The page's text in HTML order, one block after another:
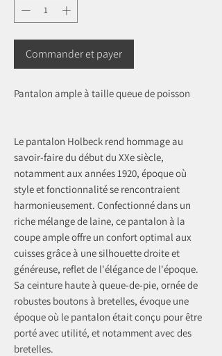
Commander et payer
Pantalon ample à taille queue de poisson
Le pantalon Holbeck rend hommage au
savoir-faire du début du XXe siècle,
notamment aux années 1920, époque où
style et fonctionnalité se rencontraient
harmonieusement. Confectionné dans un
riche mélange de laine, ce pantalon à la
coupe ample offre un confort optimal aux
cuisses grâce à une silhouette droite et
généreuse, reflet de l'élégance de l'époque.
Sa ceinture haute à queue-de-pie, ornée de
robustes boutons à bretelles, évoque une
époque où le pantalon était conçu pour être
porté avec utilité, et notamment avec des
bretelles.